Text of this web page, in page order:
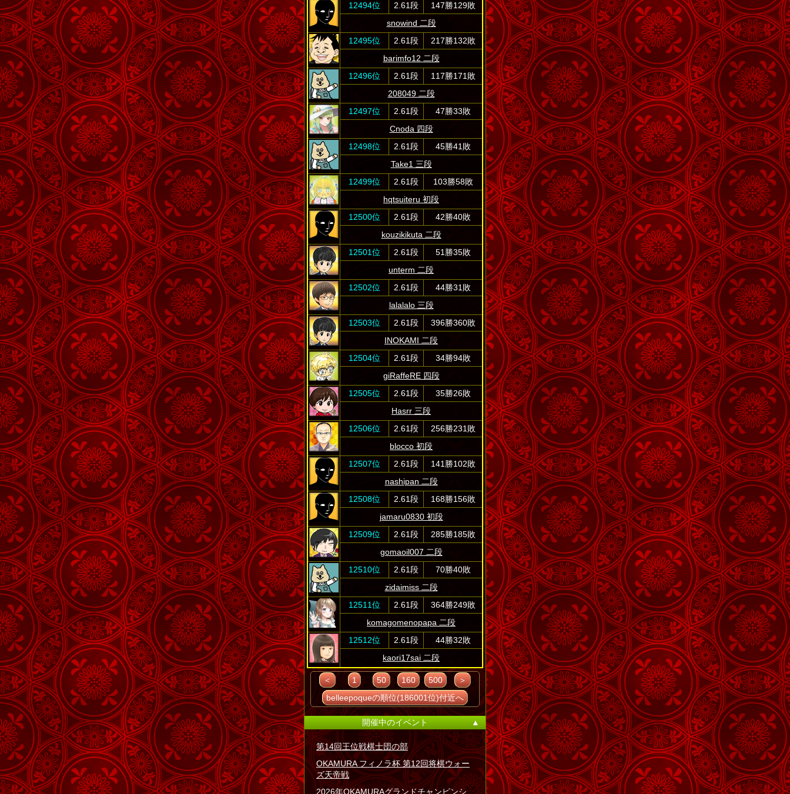
12494位
2.61段
147勝129敗
snowind 二段
12495位
2.61段
217勝132敗
barimfo12 二段
12496位
2.61段
117勝171敗
208049 二段
12497位
2.61段
47勝33敗
Cnoda 四段
12498位
2.61段
45勝41敗
Take1 三段
12499位
2.61段
103勝58敗
hqtsuiteru 初段
12500位
2.61段
42勝40敗
kouzikikuta 二段
12501位
2.61段
51勝35敗
unterm 二段
12502位
2.61段
44勝31敗
lalalalo 三段
12503位
2.61段
396勝360敗
INOKAMI 二段
12504位
2.61段
34勝94敗
giRaffeRE 四段
12505位
2.61段
35勝26敗
Hasrr 三段
12506位
2.61段
256勝231敗
blocco 初段
12507位
2.61段
141勝102敗
nashipan 二段
12508位
2.61段
168勝156敗
jamaru0830 初段
12509位
2.61段
285勝185敗
gomaoil007 二段
12510位
2.61段
70勝40敗
zidaimiss 二段
12511位
2.61段
364勝249敗
komagomenopapa 二段
12512位
2.61段
44勝32敗
kaori17sai 二段
＜ 1 50 160 500
＞
belleepoqueの順位(186001位)付近へ
開催中のイベント ▲
第14回王位戦棋士団の部
OKAMURA フィノラ杯 第12回将棋ウォー
ズ天帝戦
2026年OKAMURAグランドチャンピンシ